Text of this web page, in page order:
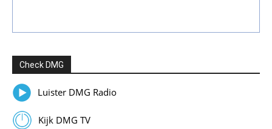
Check DMG
Luister DMG Radio
Kijk DMG TV